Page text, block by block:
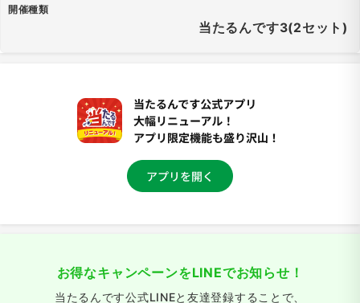
開催種類
当たるんです3(2セット)
お得なキャンペーンをLINEでお知らせ！
当たるんです公式LINEと友達登録することで、